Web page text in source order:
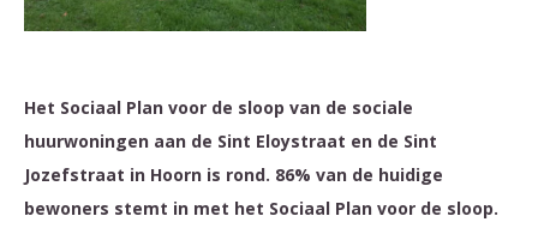
Het Sociaal Plan voor de sloop van de sociale
huurwoningen aan de Sint Eloystraat en de Sint
Jozefstraat in Hoorn is rond. 86% van de huidige
bewoners stemt in met het Sociaal Plan voor de sloop.